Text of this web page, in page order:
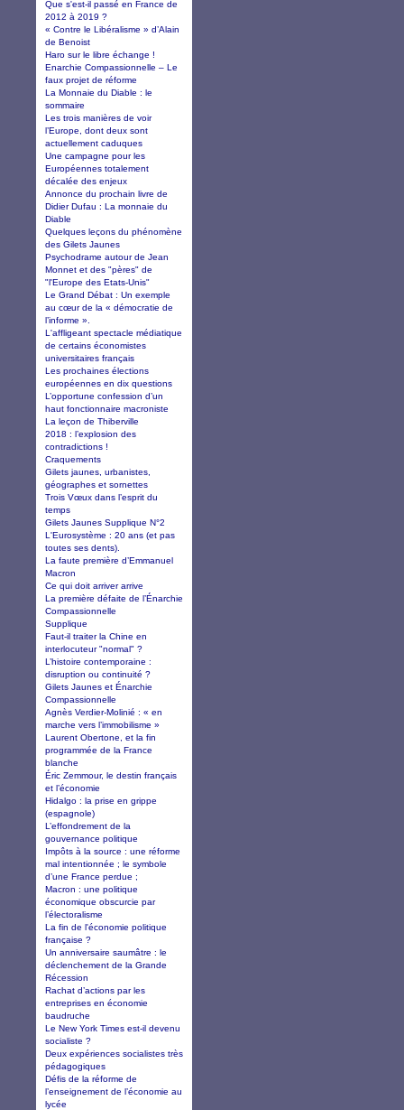
Que s'est-il passé en France de
2012 à 2019 ?
« Contre le Libéralisme » d’Alain
de Benoist
Haro sur le libre échange !
Enarchie Compassionnelle – Le
faux projet de réforme
La Monnaie du Diable : le
sommaire
Les trois manières de voir
l’Europe, dont deux sont
actuellement caduques
Une campagne pour les
Européennes totalement
décalée des enjeux
Annonce du prochain livre de
Didier Dufau : La monnaie du
Diable
Quelques leçons du phénomène
des Gilets Jaunes
Psychodrame autour de Jean
Monnet et des "pères" de
"l'Europe des Etats-Unis"
Le Grand Débat : Un exemple
au cœur de la « démocratie de
l’informe ».
L'affligeant spectacle médiatique
de certains économistes
universitaires français
Les prochaines élections
européennes en dix questions
L’opportune confession d’un
haut fonctionnaire macroniste
La leçon de Thiberville
2018 : l’explosion des
contradictions !
Craquements
Gilets jaunes, urbanistes,
géographes et sornettes
Trois Vœux dans l’esprit du
temps
Gilets Jaunes Supplique N°2
L'Eurosystème : 20 ans (et pas
toutes ses dents).
La faute première d’Emmanuel
Macron
Ce qui doit arriver arrive
La première défaite de l’Énarchie
Compassionnelle
Supplique
Faut-il traiter la Chine en
interlocuteur "normal" ?
L’histoire contemporaine :
disruption ou continuité ?
Gilets Jaunes et Énarchie
Compassionnelle
Agnès Verdier-Molinié : « en
marche vers l’immobilisme »
Laurent Obertone, et la fin
programmée de la France
blanche
Éric Zemmour, le destin français
et l’économie
Hidalgo : la prise en grippe
(espagnole)
L’effondrement de la
gouvernance politique
Impôts à la source : une réforme
mal intentionnée ; le symbole
d’une France perdue ;
Macron : une politique
économique obscurcie par
l’électoralisme
La fin de l'économie politique
française ?
Un anniversaire saumâtre : le
déclenchement de la Grande
Récession
Rachat d’actions par les
entreprises en économie
baudruche
Le New York Times est-il devenu
socialiste ?
Deux expériences socialistes très
pédagogiques
Défis de la réforme de
l’enseignement de l’économie au
lycée